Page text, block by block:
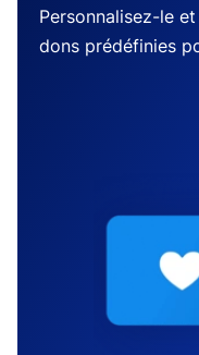
Personnalisez-le
dons prédéfinies